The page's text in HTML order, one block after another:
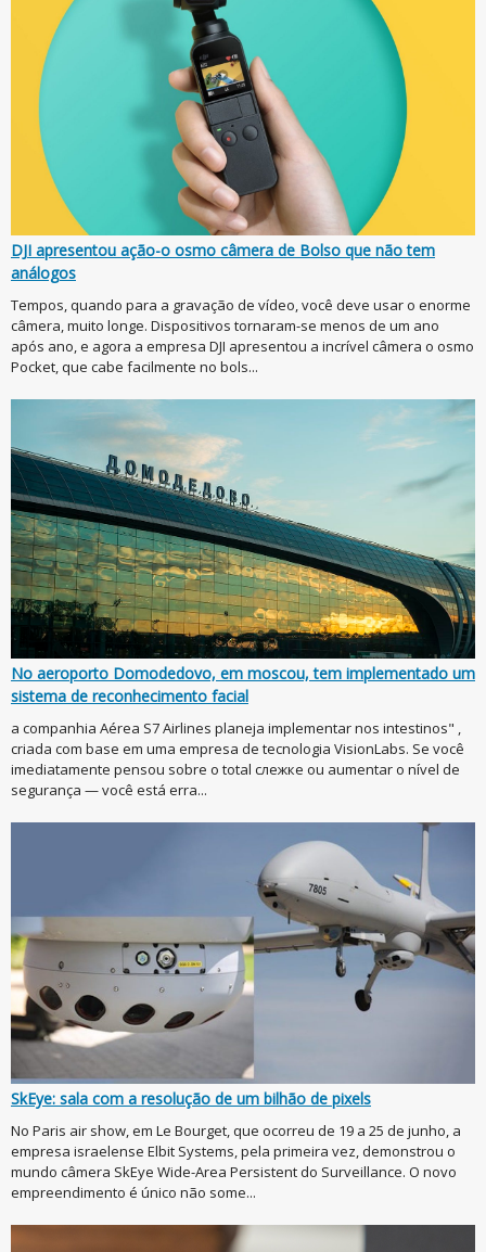
DJI apresentou ação-o osmo câmera de Bolso que não tem
análogos
Tempos, quando para a gravação de vídeo, você deve usar o enorme
câmera, muito longe. Dispositivos tornaram-se menos de um ano
após ano, e agora a empresa DJI apresentou a incrível câmera o osmo
Pocket, que cabe facilmente no bols...
No aeroporto Domodedovo, em moscou, tem implementado um
sistema de reconhecimento facial
a companhia Aérea S7 Airlines planeja implementar nos intestinos" ,
criada com base em uma empresa de tecnologia VisionLabs. Se você
imediatamente pensou sobre o total слежке ou aumentar o nível de
segurança — você está erra...
SkEye: sala com a resolução de um bilhão de pixels
No Paris air show, em Le Bourget, que ocorreu de 19 a 25 de junho, a
empresa israelense Elbit Systems, pela primeira vez, demonstrou o
mundo câmera SkEye Wide-Area Persistent do Surveillance. O novo
empreendimento é único não some...